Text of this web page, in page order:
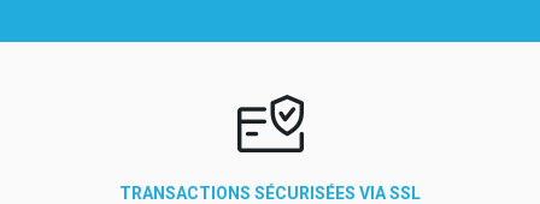
TRANSACTIONS SÉCURISÉES VIA SSL